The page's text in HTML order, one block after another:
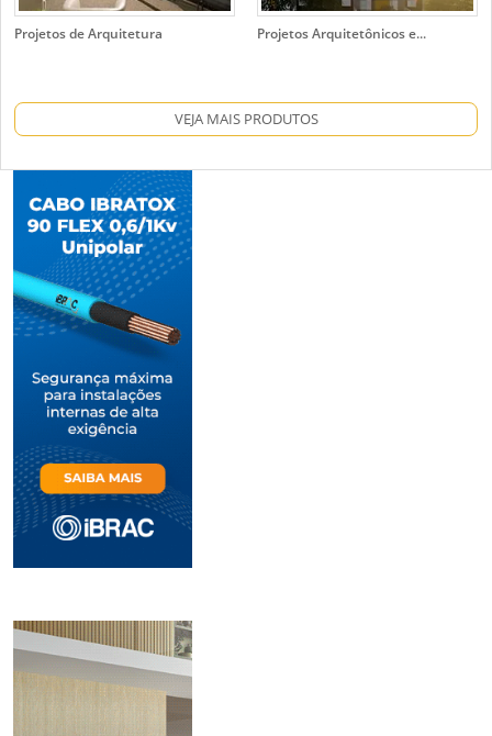
Projetos de Arquitetura Projetos Arquitetônicos e...
VEJA MAIS PRODUTOS